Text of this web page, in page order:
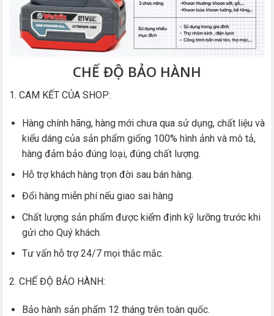
CHẾ ĐỘ BẢO HÀNH
1. CAM KẾT CỦA SHOP:
Hàng chính hãng, hàng mới chưa qua sử dụng, chất liệu và
kiểu dáng của sản phẩm giống 100% hình ảnh và mô tả,
hàng đảm bảo đúng loại, đúng chất lượng.
Hỗ trợ khách hàng trọn đời sau bán hàng.
Đổi hàng miễn phí nếu giao sai hàng
Chất lượng sản phẩm được kiểm định kỹ lưỡng trước khi
gửi cho Quý khách.
Tư vấn hỗ trợ 24/7 mọi thắc mắc.
2. CHẾ ĐỘ BẢO HÀNH:
Bảo hành sản phẩm 12 tháng trên toàn quốc.